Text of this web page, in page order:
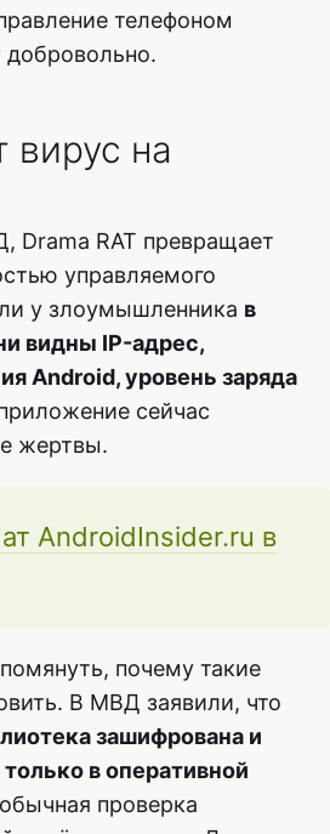
телефоном
вирус на
Drama RAT превращает
управляемого
у злоумышленника в
видны IP-адрес,
Android, уровень заряда
сейчас
жертвы.
AndroidInsider.ru в
почему такие
В МВД заявили, что
зашифрована и
в оперативной
проверка